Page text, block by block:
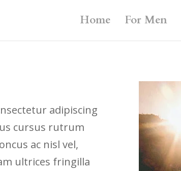
Home For Men
adipiscing
cursus rutrum
ac nisl vel,
ultrices fringilla